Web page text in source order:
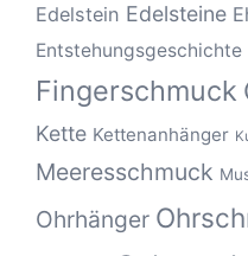
Edelstein Edelsteine
Entstehungsgeschichte
Fingerschmuck
Kette Kettenanhänger
Meeresschmuck
Ohrhänger